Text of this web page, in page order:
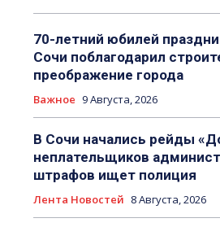
70-летний юбилей
Сочи поблагодарил
преображение города
Важное 9 Августа, 2026
В Сочи начались рейды
неплательщиков
штрафов ищет полиция
Лента Новостей 8 Августа, 2026